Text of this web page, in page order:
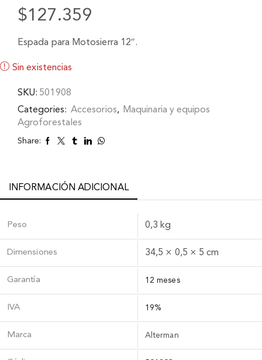
$127.359
Espada para Motosierra 12″.
Sin existencias
SKU: 501908
Categories: Accesorios, Maquinaria y equipos
Agroforestales
Share:
INFORMACIÓN ADICIONAL
Peso 0,3 kg
Dimensiones 34,5 × 0,5 × 5 cm
Garantía 12 meses
IVA 19%
Marca Alterman